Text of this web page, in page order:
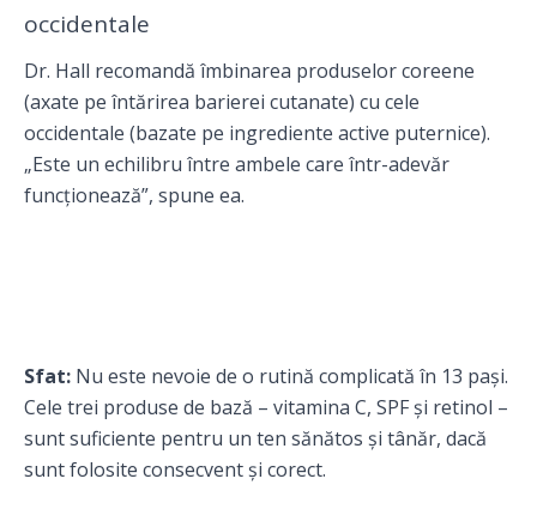
occidentale
Dr. Hall recomandă îmbinarea produselor coreene
(axate pe întărirea barierei cutanate) cu cele
occidentale (bazate pe ingrediente active puternice).
„Este un echilibru între ambele care într-adevăr
funcționează”, spune ea.
Sfat: Nu este nevoie de o rutină complicată în 13 pași.
Cele trei produse de bază – vitamina C, SPF și retinol –
sunt suficiente pentru un ten sănătos și tânăr, dacă
sunt folosite consecvent și corect.